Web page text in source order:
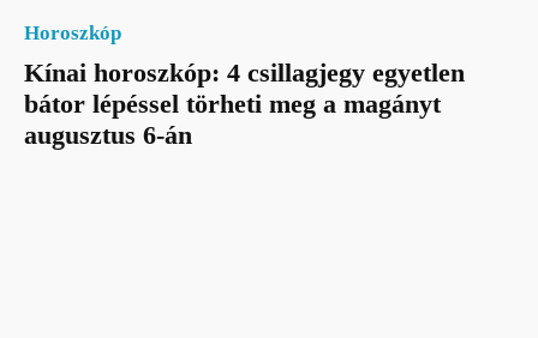
Horoszkóp
Kínai horoszkóp: 4 csillagjegy egyetlen
bátor lépéssel törheti meg a magányt
augusztus 6-án